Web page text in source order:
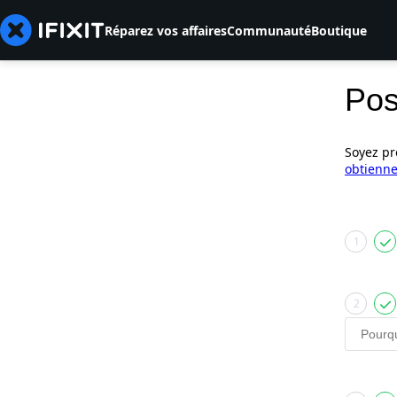
Réparez vos affairesCommunautéBoutique
Soyez
1
2